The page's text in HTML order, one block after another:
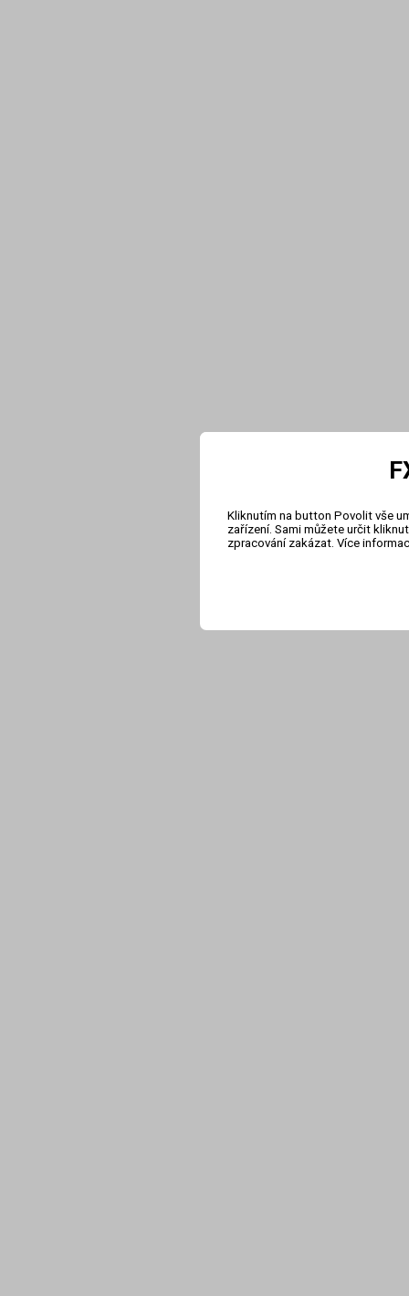
Kliknutím na button Povolit vše
zařízení. Sami můžete určit
zpracování zakázat. Více